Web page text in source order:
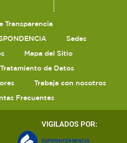
Transparencia
Sedes
Mapa del Sitio
de Datos
Trabaja con nosotros
Frecuentes
VIGILADOS POR: